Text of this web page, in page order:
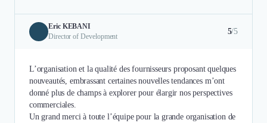
Eric KEBANI
Director of Development
5/5
L’organisation et la qualité des fournisseurs proposant quelques
nouveautés, embrassant certaines nouvelles tendances m’ont
donné plus de champs à explorer pour élargir nos perspectives
commerciales.
Un grand merci à toute l’équipe pour la grande organisation de